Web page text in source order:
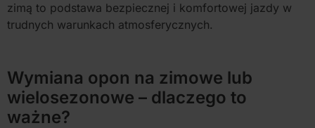
zimą to podstawa bezpiecznej i komfortowej jazdy w
trudnych warunkach atmosferycznych.
Wymiana opon na zimowe lub
wielosezonowe – dlaczego to
ważne?